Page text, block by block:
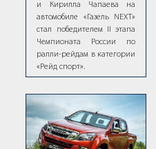
и Кирилла Чапаева на
автомобиле «Газель NEXT»
стал победителем II этапа
Чемпионата России по
ралли-рейдам в категории
«Рейд спорт».